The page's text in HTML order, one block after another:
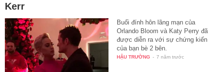
Kerr
Buổi đính hôn lãng mạn của
Orlando Bloom và Katy Perry đã
được diễn ra với sự chứng kiến
của bạn bè 2 bên.
HẬU TRƯỜNG - 7 năm trước